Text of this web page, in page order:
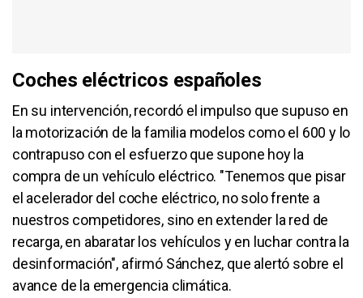
Coches eléctricos españoles
En su intervención, recordó el impulso que supuso en
la motorización de la familia modelos como el 600 y lo
contrapuso con el esfuerzo que supone hoy la
compra de un vehículo eléctrico. "Tenemos que pisar
el acelerador del coche eléctrico, no solo frente a
nuestros competidores, sino en extender la red de
recarga, en abaratar los vehículos y en luchar contra la
desinformación", afirmó Sánchez, que alertó sobre el
avance de la emergencia climática.